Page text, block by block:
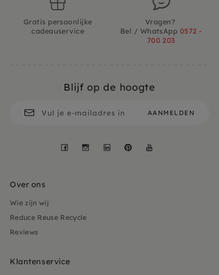
Gratis persoonlijke
cadeauservice
Vragen?
Bel / WhatsApp 0572 -
700 203
Blijf op de hoogte
Facebook
Instagram
LinkedInPinterest
Over ons
Wie zijn wij
Reduce Reuse Recycle
Reviews
Klantenservice